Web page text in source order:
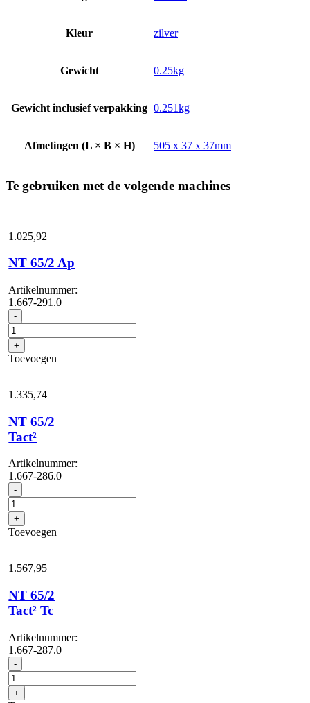
Kleur zilver
Gewicht 0.25kg
Gewicht inclusief verpakking 0.251kg
Afmetingen (L × B × H) 505 x 37 x 37mm
Te gebruiken met de volgende machines
1.025,92
NT 65/2 Ap
Artikelnummer:
1.667-291.0
- NT
65/2
Ap
aantal
+
Toevoegen
1.335,74
NT 65/2
Tact²
Artikelnummer:
1.667-286.0
- NT
65/2
Tact²
aantal
+
Toevoegen
1.567,95
NT 65/2
Tact² Tc
Artikelnummer:
1.667-287.0
- NT
65/2
Tact²
Tc
+